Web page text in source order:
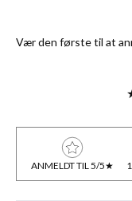
Vær den første til at
ANMELDT TIL 5/5★